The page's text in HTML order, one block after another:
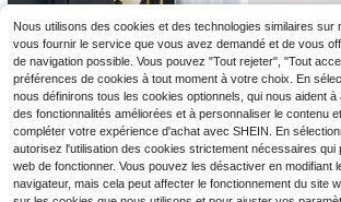
1 pièce Taie
m Couleur
se Sans
Douce et
e Enveloppe,
napé, Salon,
e 20"X54",
Femmes et
r Non Inclus,
Dès 4
Nous utilisons des cookies et des technologies similaires sur
vous fournir le service que vous avez demandé et de vous
de navigation possible. Vous pouvez "Tout rejeter", "Tout
préférences de cookies à tout moment à votre choix. En
nous définirons tous les cookies optionnels, qui nous aident
des fonctionnalités améliorées et à personnaliser le contenu
compléter votre expérience d'achat avec SHEIN. En
autorisez l'utilisation des cookies strictement nécessaires qui
web de fonctionner. Vous pouvez les désactiver en modifiant
navigateur, mais cela peut affecter le fonctionnement du site